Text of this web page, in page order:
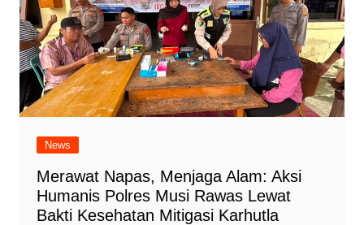
News
Merawat Napas, Menjaga Alam: Aksi
Humanis Polres Musi Rawas Lewat
Bakti Kesehatan Mitigasi Karhutla